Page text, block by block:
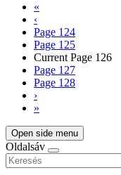
«
‹
Page 124
Page 125
Current Page 126
Page 127
Page 128
›
»
Open side menu
Oldalsáv